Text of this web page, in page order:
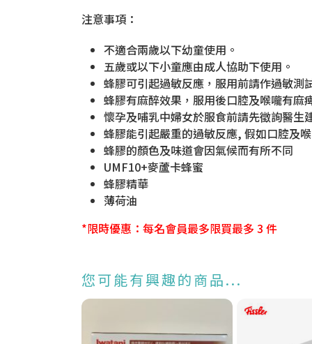
注意事項：
不適合兩歲以下幼童使用。
五歲或以下小童應由成人協助下使用。
蜂膠可引起過敏反應，服用前請作過敏測
蜂膠有麻醉效果，服用後口腔及喉嚨有麻
懷孕及哺乳中婦女於服食前請先徵詢醫生
蜂膠能引起嚴重的過敏反應, 假如口腔及
蜂膠的顏色及味道會因氣候而有所不同
UMF10+麥蘆卡蜂蜜
蜂膠精華
薄荷油
*限時優惠：每名會員最多限買最多 3 件
您可能有興趣的商品...